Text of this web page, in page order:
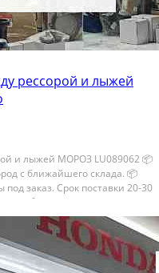
рессорой и лыжей
и лыжей МОРОЗ LU089062 📦
с ближайшего склада. 📦
зaказ. Сpок поcтaвки 20-30
🔴 Пишите и звoните...